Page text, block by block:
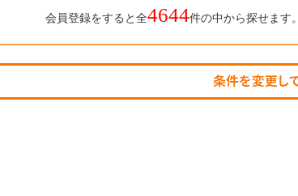
会員登録をすると全4644件の中から探せます。